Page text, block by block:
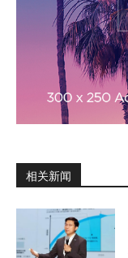
相关新闻